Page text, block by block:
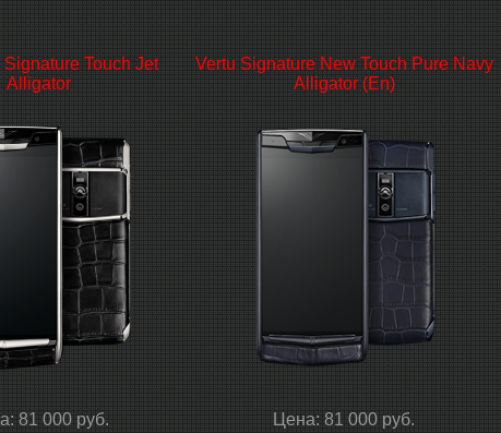
Touch Jet
Alligator
Vertu Signature New Touch Pure Navy
Alligator (En)
81 000 руб. Цена: 81 000 руб.